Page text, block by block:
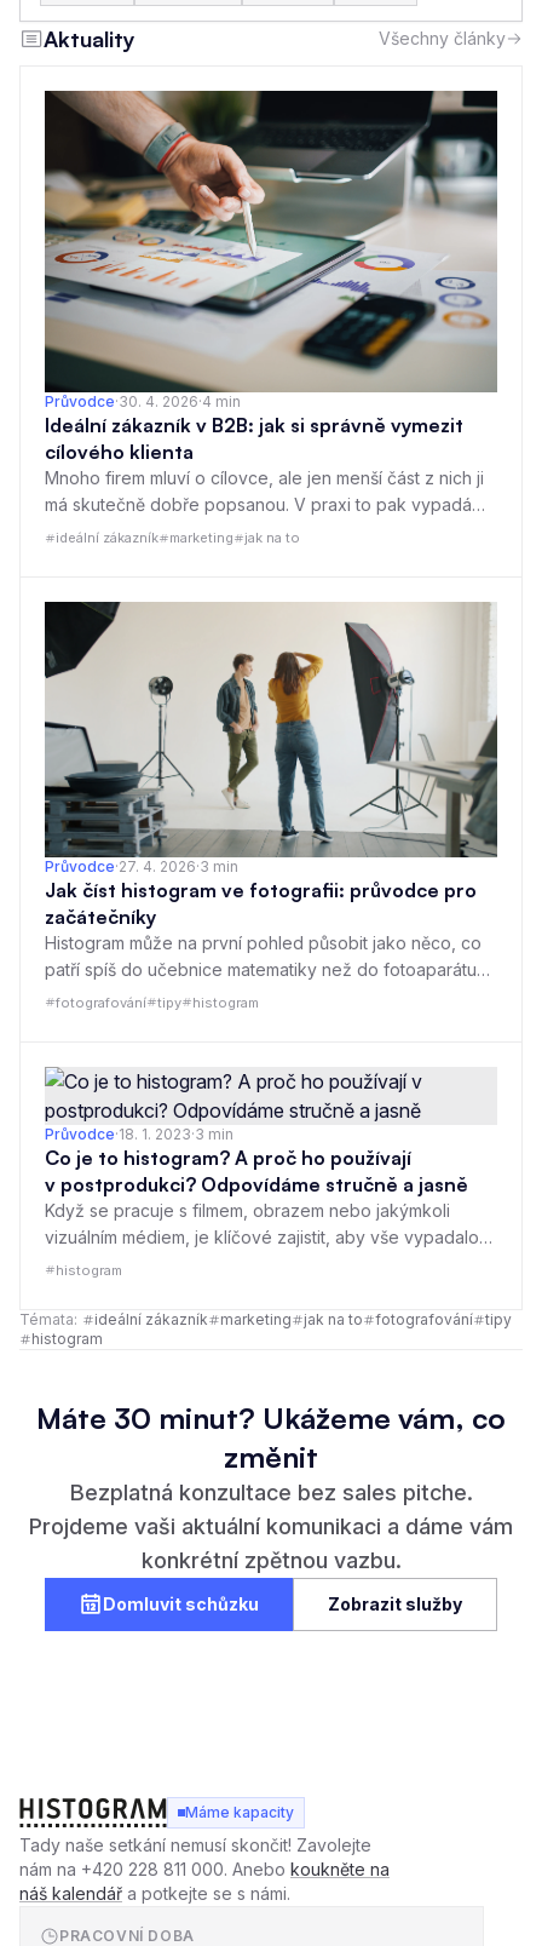
Aktuality Všechny články
Průvodce·30. 4. 2026·4 min
Ideální zákazník v B2B: jak si správně vymezit
cílového klienta
Mnoho firem mluví o cílovce, ale jen menší část z nich ji
má skutečně dobře popsanou. V praxi to pak vypadá
tak, že marketing míří příliš široce, obchod tráví čas
ideální zákazník marketing jak na to
Průvodce·27. 4. 2026·3 min
Jak číst histogram ve fotografii: průvodce pro
začátečníky
Histogram může na první pohled působit jako něco, co
patří spíš do učebnice matematiky než do fotoaparátu
nebo editoru fotek. Ve skutečnosti jde ale o praktický
hodnoty ani se učit technické poučky nazpaměť. Stačí
pochopit jednoduchý princip: histogram ukazuje, jak
jsou ve fotografii rozložené tmavé a světlé tóny.
fotografování tipy histogram
Průvodce·18. 1. 2023·3 min
Co je to histogram? A proč ho používají
v postprodukci? Odpovídáme stručně a jasně
Když se pracuje s filmem, obrazem nebo jakýmkoli
vizuálním médiem, je klíčové zajistit, aby vše vypadalo
co nejlépe. Při úpravě videa často potřebujeme doladit
nástrojů, který nám s tím pomáhá, je histogram. Možná
se vám už někdy při editaci fotografií zobrazil jako graf
filmové postprodukci?
histogram
Témata: ideální zákazník marketing jak na to fotografování
tipy
histogram
Máte 30 minut? Ukážeme vám, co
změnit
Bezplatná konzultace bez sales pitche.
Projdeme vaši aktuální komunikaci a dáme vám
konkrétní zpětnou vazbu.
Domluvit schůzku Zobrazit služby
Máme kapacity
Tady naše setkání nemusí skončit! Zavolejte
nám na +420 228 811 000. Anebo koukněte na
náš kalendář a potkejte se s námi.
PRACOVNÍ DOBA